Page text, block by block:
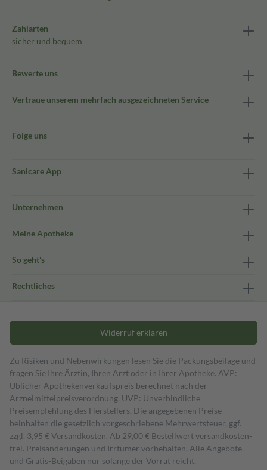
Zahlarten
sicher und bequem
Bewerte uns
Vertraue unserem mehrfach ausgezeichneten Service
Folge uns
Sanicare App
Unternehmen
Meine Apotheke
So geht's
Rechtliches
Widerruf erklären
Zu Risiken und Nebenwirkungen lesen Sie die Packungsbeilage und
fragen Sie Ihre Ärztin, Ihren Arzt oder in Ihrer Apotheke. AVP:
Üblicher Apothekenverkaufspreis berechnet nach der
Arzneimittelpreisverordnung. UVP: Unverbindliche
Preisempfehlung des Herstellers. Die angegebenen Preise
beinhalten die gesetzlich vorgeschriebene Mehrwertsteuer, ggf.
zzgl. 3,95 € Versandkosten. Ab 29,00 € Bestell­wert versand­kosten­
frei. Preisänderungen und Irrtümer vorbehalten. Alle Angebote
und Gratis-Beigaben nur solange der Vorrat reicht.